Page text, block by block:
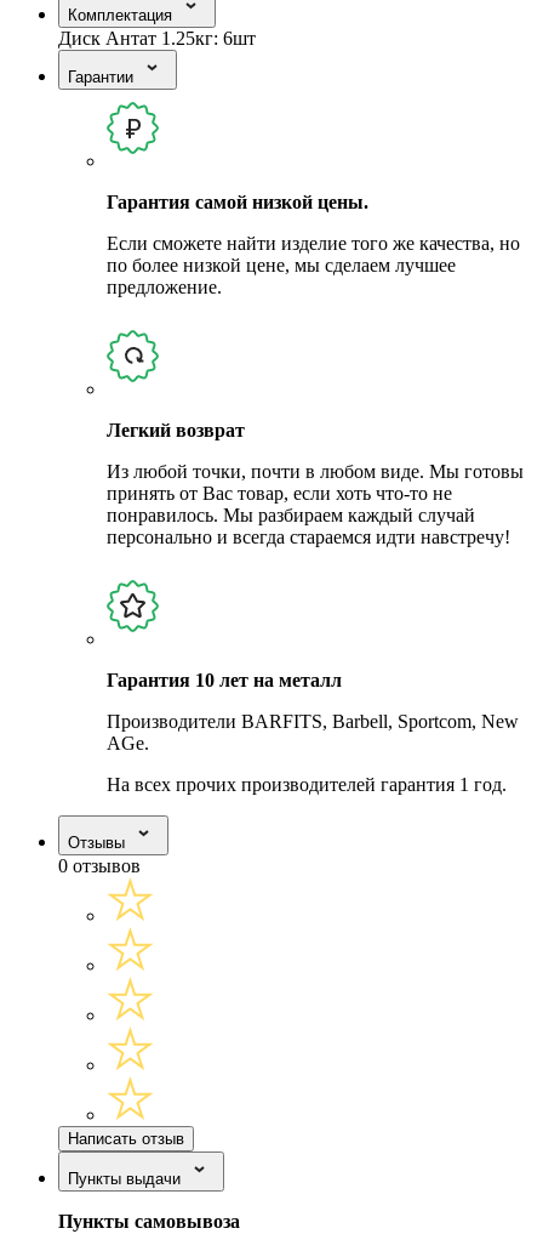
Комплектация
Диск Антат 1.25кг: 6шт
Гарантии
Гарантия самой низкой цены.
Если сможете найти изделие того же качества, но
по более низкой цене, мы сделаем лучшее
предложение.
Легкий возврат
Из любой точки, почти в любом виде. Мы готовы
принять от Вас товар, если хоть что-то не
понравилось. Мы разбираем каждый случай
персонально и всегда стараемся идти навстречу!
Гарантия 10 лет на металл
Производители BARFITS, Barbell, Sportcom, New
AGe.
На всех прочих производителей гарантия 1 год.
Отзывы
0 отзывов
Написать отзыв
Пункты выдачи
Пункты самовывоза